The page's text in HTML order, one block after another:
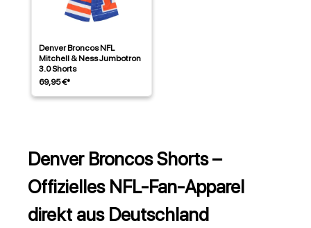
Denver Broncos NFL
Mitchell & Ness Jumbotron
3.0 Shorts
69,95 €*
Denver Broncos Shorts –
Offizielles NFL-Fan-Apparel
direkt aus Deutschland